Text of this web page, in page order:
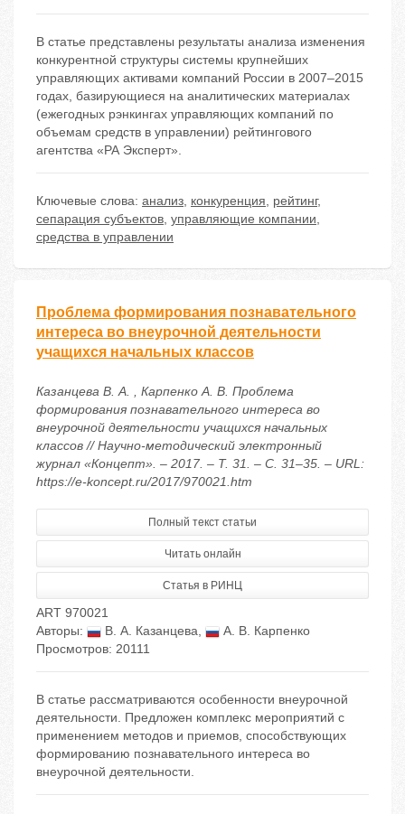
В статье представлены результаты анализа изменения
конкурентной структуры системы крупнейших
управляющих активами компаний России в 2007–2015
годах, базирующиеся на аналитических материалах
(ежегодных рэнкингах управляющих компаний по
объемам средств в управлении) рейтингового
агентства «РА Эксперт».
Ключевые слова: анализ, конкуренция, рейтинг,
сепарация субъектов, управляющие компании,
средства в управлении
Проблема формирования познавательного
интереса во внеурочной деятельности
учащихся начальных классов
Казанцева В. А. , Карпенко А. В. Проблема
формирования познавательного интереса во
внеурочной деятельности учащихся начальных
классов // Научно-методический электронный
журнал «Концепт». – 2017. – Т. 31. – С. 31–35. – URL:
https://e-koncept.ru/2017/970021.htm
Полный текст статьи
Читать онлайн
Статья в РИНЦ
ART 970021
Авторы:
В. А. Казанцева,
А. В. Карпенко
Просмотров: 20111
В статье рассматриваются особенности внеурочной
деятельности. Предложен комплекс мероприятий с
применением методов и приемов, способствующих
формированию познавательного интереса во
внеурочной деятельности.